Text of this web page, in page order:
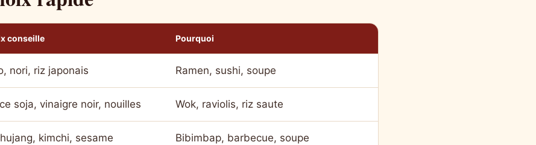
conseille Pourquoi
nori, riz japonais Ramen, sushi, soupe
soja, vinaigre noir, nouilles Wok, raviolis, riz saute
kimchi, sesame Bibimbap, barbecue, soupe